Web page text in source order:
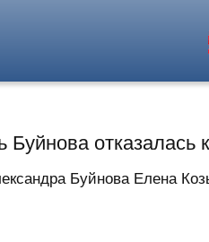
Буйнова
Буйнова Елена